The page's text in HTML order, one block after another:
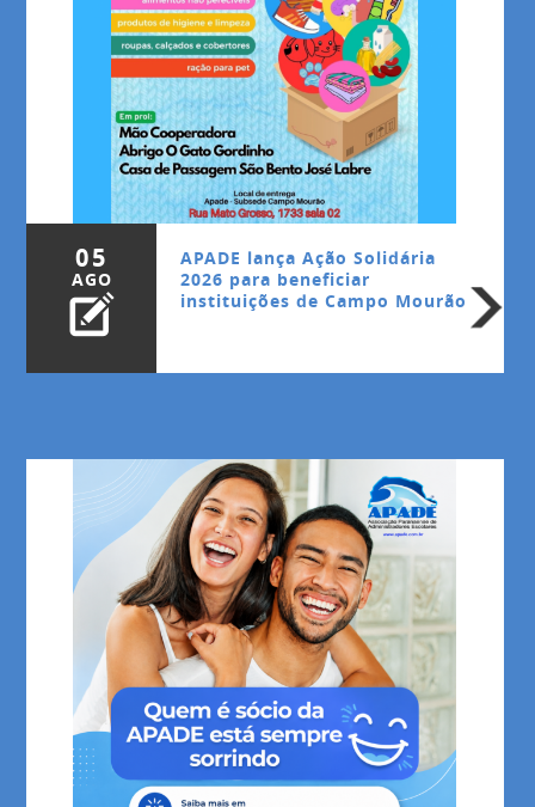
05
AGO
APADE lança Ação Solidária
2026 para beneficiar
instituições de Campo Mourão